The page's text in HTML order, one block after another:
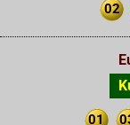
02
01